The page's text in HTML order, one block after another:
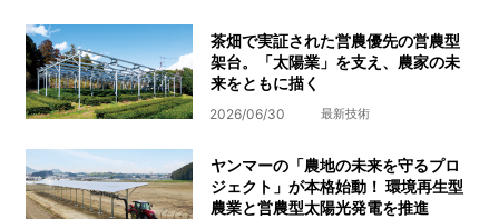
茶畑で実証された営農優先の営農型
架台。「太陽業」を支え、農家の未
来をともに描く
2026/06/30 最新技術
ヤンマーの「農地の未来を守るプロ
ジェクト」が本格始動！ 環境再生型
農業と営農型太陽光発電を推進